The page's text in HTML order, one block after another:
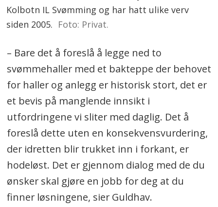
Kolbotn IL Svømming og har hatt ulike verv
siden 2005. Foto: Privat.
– Bare det å foreslå å legge ned to
svømmehaller med et bakteppe der behovet
for haller og anlegg er historisk stort, det er
et bevis på manglende innsikt i
utfordringene vi sliter med daglig. Det å
foreslå dette uten en konsekvensvurdering,
der idretten blir trukket inn i forkant, er
hodeløst. Det er gjennom dialog med de du
ønsker skal gjøre en jobb for deg at du
finner løsningene, sier Guldhav.